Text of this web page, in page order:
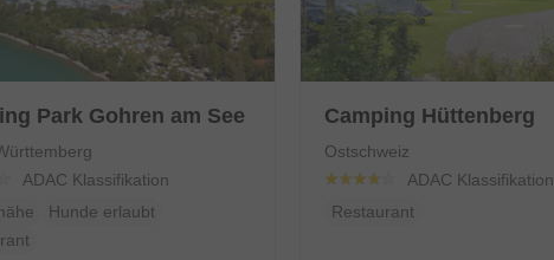
Park Gohren am See
ADAC Klassifikation
Hunde erlaubt
Camping Hüttenberg
Ostschweiz
ADAC Klassifikation
Restaurant